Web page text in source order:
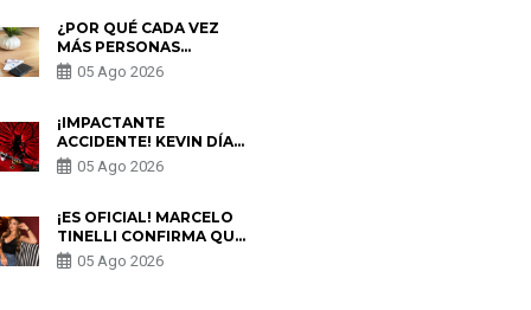
¿POR QUÉ CADA VEZ
MÁS PERSONAS
UTILIZAN UNA VPN
PARA PROTEGER SU
05 Ago 2026
¡IMPACTANTE
ACCIDENTE! KEVIN DÍAZ
CAE DESDE OCHO
METROS EN “ESTO ES
PREOCUPACIÓN
05 Ago 2026
¡ES OFICIAL! MARCELO
TINELLI CONFIRMA QUE
REGRESÓ CON MILETT
FIGUEROA: “EL AMOR
05 Ago 2026